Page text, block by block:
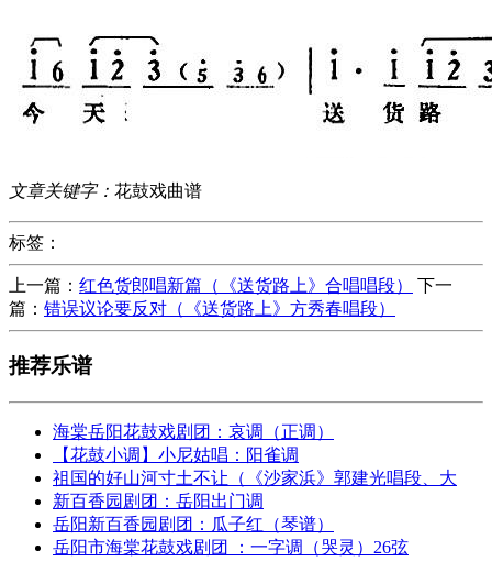
文章关键字： 花鼓戏曲谱
标签：
上一篇： 红色货郎唱新篇（《送货路上》合唱唱段）
下一
篇： 错误议论要反对（《送货路上》方秀春唱段）
推荐乐谱
海棠岳阳花鼓戏剧团：哀调（正调）
【花鼓小调】小尼姑唱：阳雀调
祖国的好山河寸土不让（《沙家浜》郭建光唱段、大
新百香园剧团：岳阳出门调
岳阳新百香园剧团：瓜子红（琴谱）
岳阳市海棠花鼓戏剧团 ：一字调（哭灵）26弦